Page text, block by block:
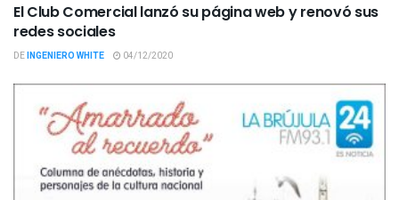
El Club Comercial lanzó su página web y renovó sus
redes sociales
DEINGENIERO WHITE 04/12/2020